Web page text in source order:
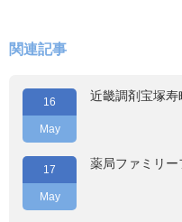
関連記事
16
May
近畿調剤宝塚
17
May
薬局ファミリ